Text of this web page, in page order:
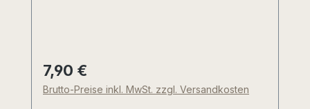
Verschlusses ist denkbar einfach: Bügel
nach oben klappen und fest auf die
geöffnete Flaschen drücken. Die Dichtung
Regulärer Preis:
7,90 €
Brutto-Preise inkl. MwSt. zzgl. Versandkosten